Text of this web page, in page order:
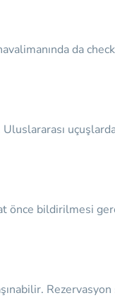
da
önce bildirilmesi